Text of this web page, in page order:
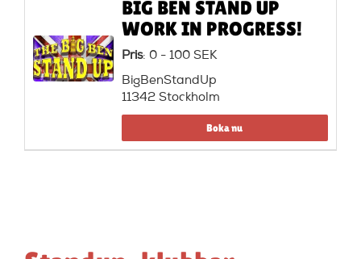
BIG BEN STAND UP
WORK IN PROGRESS!
Pris: 0 - 100 SEK
BigBenStandUp
11342 Stockholm
Boka nu